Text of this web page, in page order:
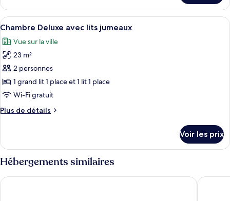
Deluxe,
1
très
grand
lit
le
type
de
Chambre
Double
très
grand
lit
Afficher
toutes
les
photos
pour
ce
type
chambre :
avec
lits
jumeaux
Une chambre d’hôtel avec deux
3
Chambre Deluxe avec lits jumeaux
Vue sur la ville
23 m²
2 personnes
1 grand lit 1 place et 1 lit 1 place
Wi-Fi gratuit
Plus de détails
Plus
le
type
de
Chambre
Voir les prix
Hébergements similaires
9 Brick Hotel Hotel